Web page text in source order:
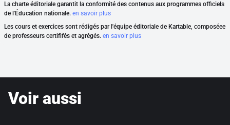
La charte éditoriale garantit la conformité des contenus aux programmes officiels
de l'Éducation nationale. en savoir plus
Les cours et exercices sont rédigés par l'équipe éditoriale de Kartable, composéee
de professeurs certififés et agrégés. en savoir plus
Voir aussi